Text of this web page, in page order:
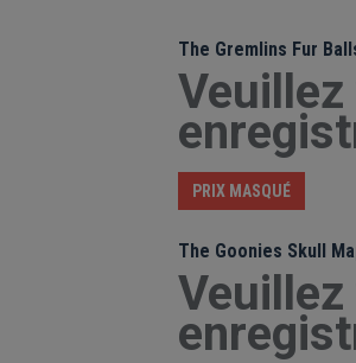
The Gremlins Fur
Veuillez
PRIX MASQUÉ
The Goonies Skull
Veuillez